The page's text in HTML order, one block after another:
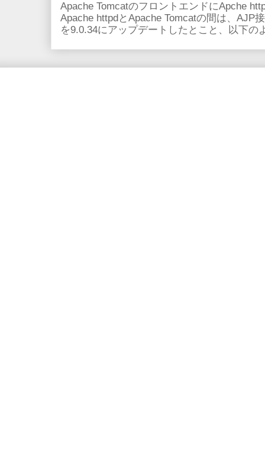
Apache TomcatのフロントエンドにApche
Apache httpdとApache Tomcatの間は、AJP
を9.0.34にアップデートしたとこと、以下の